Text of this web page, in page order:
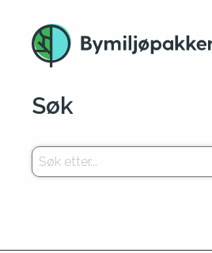
Søk